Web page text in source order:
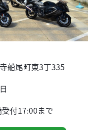
船尾町東3丁335
付17:00まで